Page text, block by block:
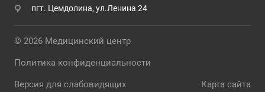
пгт. Цемдолина, ул.Ленина 24
© 2026 Медицинский центр
Политика конфиденциальности
Версия для слабовидящих Карта сайта